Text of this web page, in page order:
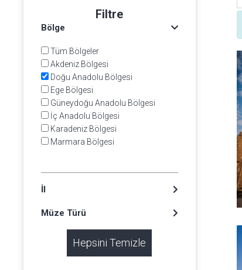
Filtre
Bölge
Tüm Bölgeler
Akdeniz Bölgesi
Doğu Anadolu Bölgesi
Ege Bölgesi
Güneydoğu Anadolu Bölgesi
İç Anadolu Bölgesi
Karadeniz Bölgesi
Marmara Bölgesi
İl
Müze Türü
Hepsini Temizle